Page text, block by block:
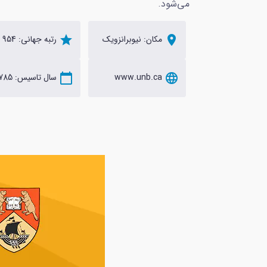
می‌شود.
location_on مکان: نیوبرانزویک star رتبه جهانی: 954
language
www.unb.ca
calendar_today سال تاسیس: 1785